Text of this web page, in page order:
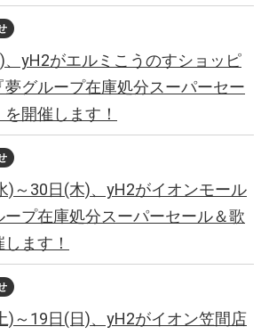
yH2がエルミこうのすショッピ
夢グループ在庫処分スーパーセー
開催します！
)～30日(木)、yH2がイオンモール
プ在庫処分スーパーセール＆歌
ます！
)～19日(日)、yH2がイオン笠間店